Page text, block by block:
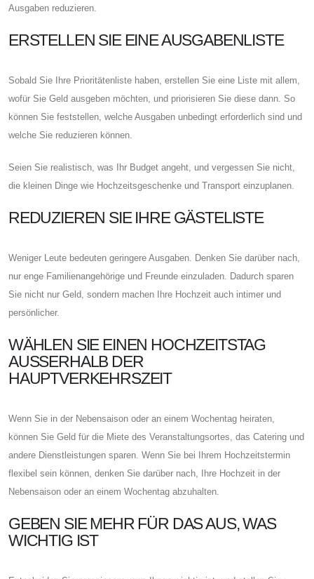
Ausgaben reduzieren.
ERSTELLEN SIE EINE AUSGABENLISTE
Sobald Sie Ihre Prioritätenliste haben, erstellen Sie eine Liste mit allem,
wofür Sie Geld ausgeben möchten, und priorisieren Sie diese dann. So
können Sie feststellen, welche Ausgaben unbedingt erforderlich sind und
welche Sie reduzieren können.
Seien Sie realistisch, was Ihr Budget angeht, und vergessen Sie nicht,
die kleinen Dinge wie Hochzeitsgeschenke und Transport einzuplanen.
REDUZIEREN SIE IHRE GÄSTELISTE
Weniger Leute bedeuten geringere Ausgaben. Denken Sie darüber nach,
nur enge Familienangehörige und Freunde einzuladen. Dadurch sparen
Sie nicht nur Geld, sondern machen Ihre Hochzeit auch intimer und
persönlicher.
WÄHLEN SIE EINEN HOCHZEITSTAG
AUSSERHALB DER H
AUPTVERKEHRSZEIT
Wenn Sie in der Nebensaison oder an einem Wochentag heiraten,
können Sie Geld für die Miete des Veranstaltungsortes, das Catering und
andere Dienstleistungen sparen. Wenn Sie bei Ihrem Hochzeitstermin
flexibel sein können, denken Sie darüber nach, Ihre Hochzeit in der
Nebensaison oder an einem Wochentag abzuhalten.
GEBEN SIE MEHR FÜR DAS AUS, WAS
WICHTIG IST